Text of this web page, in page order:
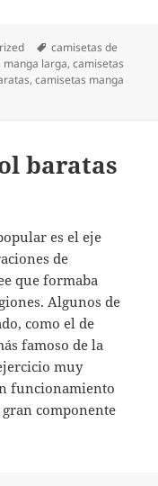
Etiquetas
camisetas de
larga,camisetas
,camisetas manga
baratas
es el eje
de
que formaba
Algunos de
como el de
famoso de la
muy
funcionamiento
componente